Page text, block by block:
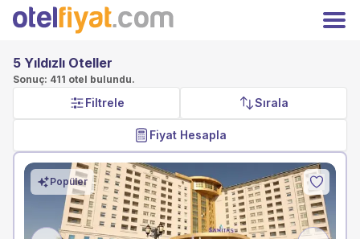
Hoşgeldiniz
Giriş
Yap
TRYTürk Lirası
Oteller
Kampanyalar
Hakkımızda
İletişim
Otelinizi Ekleyin
Extranet Girişi
5 Yıldızlı Oteller
Sonuç: 411 otel bulundu.
Filtrele Sırala
Fiyat Hesapla
Popüler